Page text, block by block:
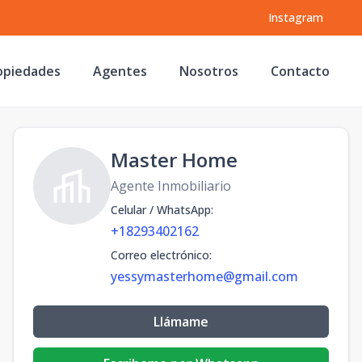
Instagram
Agentes Nosotros Contacto
Master Home
Agente Inmobiliario
Celular / WhatsApp:
+18293402162
Correo electrónico:
yessymasterhome@gmail.com
Llámame